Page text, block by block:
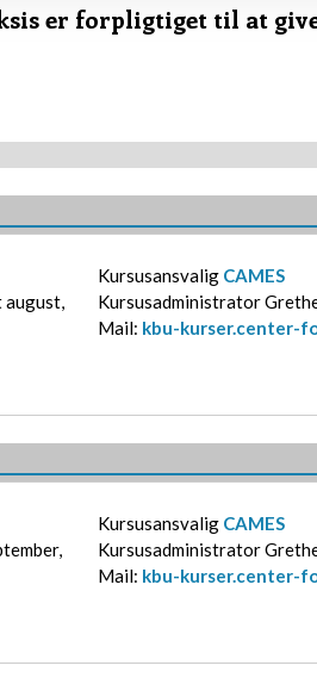
er forpligtiget til at
august,
Kursusansvalig CAMES
​Kursusadministrator
​Mail: kbu-kurser.center-
Kursusansvalig CAMES
​Kursusadministrator
​Mail: kbu-kurser.center-